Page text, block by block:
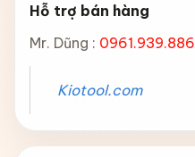
Hỗ trợ bán hàng
Mr. Dũng : 0961.939.886
Kiotool.com